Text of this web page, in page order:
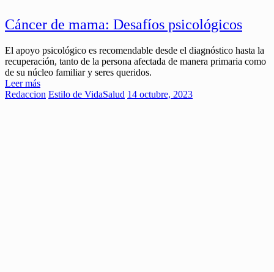
Cáncer de mama: Desafíos psicológicos
El apoyo psicológico es recomendable desde el diagnóstico hasta la
recuperación, tanto de la persona afectada de manera primaria como
de su núcleo familiar y seres queridos.
Leer más
Redaccion Estilo de VidaSalud 14 octubre, 2023